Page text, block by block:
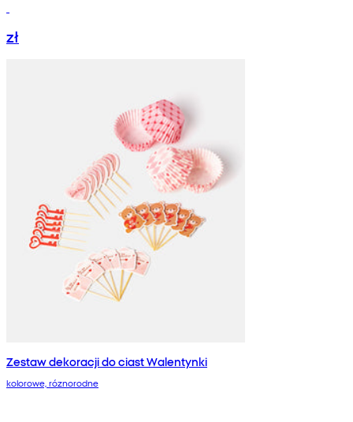
zł
Zestaw dekoracji do ciast Walentynki
kolorowe, róznorodne